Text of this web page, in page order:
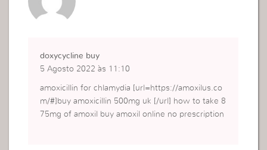
doxycycline buy
5 Agosto 2022 às 11:10
amoxicillin for chlamydia [url=https://amoxilus.co
m/#]buy amoxicillin 500mg uk [/url] how to take 8
75mg of amoxil buy amoxil online no prescription